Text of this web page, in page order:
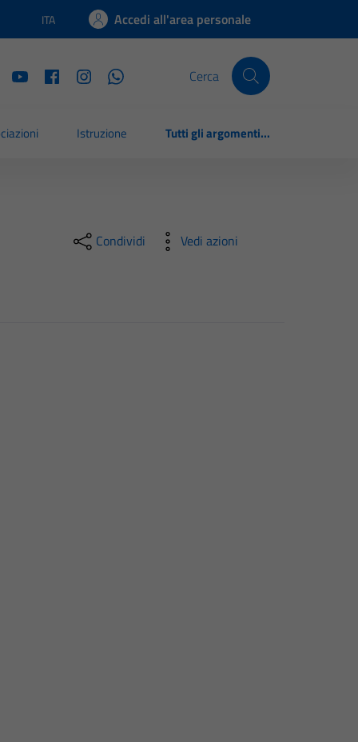
Lingua attiva:
ITA Accedi all'area personale
Cerca
Istruzione Tutti gli argomenti...
Condividi Vedi azioni